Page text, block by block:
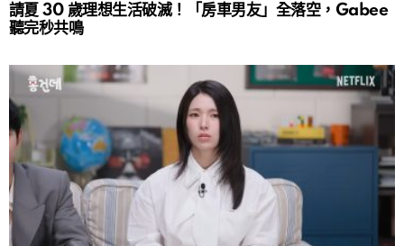
請夏 30 歲理想生活破滅！「房車男友」全落空，Gabee
聽完秒共鳴